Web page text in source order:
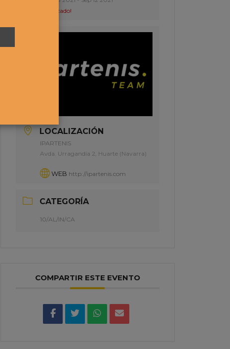
¡Caducado!
LOCALIZACIÓN
IPARTENIS
Avda. Urragandía 2, Huarte (Navarra)
WEB http://ipartenis.com
CATEGORÍA
10/AL/IN/CA
COMPARTIR ESTE EVENTO